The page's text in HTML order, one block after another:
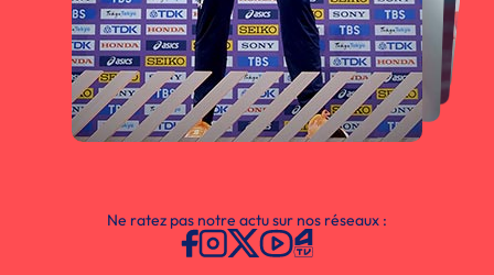
Ne ratez pas notre actu sur nos réseaux :